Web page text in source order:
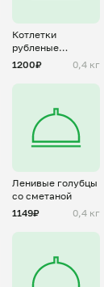
Котлетки
рубленые
куриные
1200₽ 0,4 кг
Ленивые голубцы
со сметаной
1149₽
0,4 кг